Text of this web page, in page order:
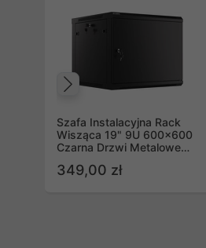
Szafa Instalacyjna Rack
Wisząca 19" 9U 600x600
Czarna Drzwi Metalowe
349,00 zł